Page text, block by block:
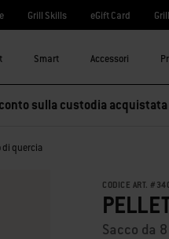
Grill Skills eGift Card
Smart Accessori
sulla custodia
di quercia
CODICE ART. #
Sacco da